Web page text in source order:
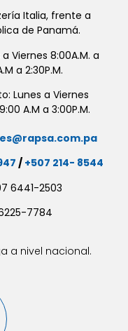
Italia, frente a
de Panamá.
Viernes 8:00A.M. a
a 2:30P.M.
Lunes a Viernes
A.M a 3:00P.M.
/ +507 214- 8544
6441-2503
7784
a nivel nacional.